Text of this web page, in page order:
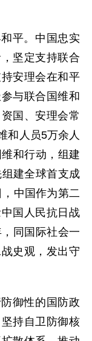
平。中国忠实
坚定支持联合
安理会在和平
与联合国维和
国、安理会常
和人员5万余人
和行动，组建
建全球首支成
中国作为第二
国人民抗日战
同国际社会一
史观，发出守
御性的国防政
持自卫防御核